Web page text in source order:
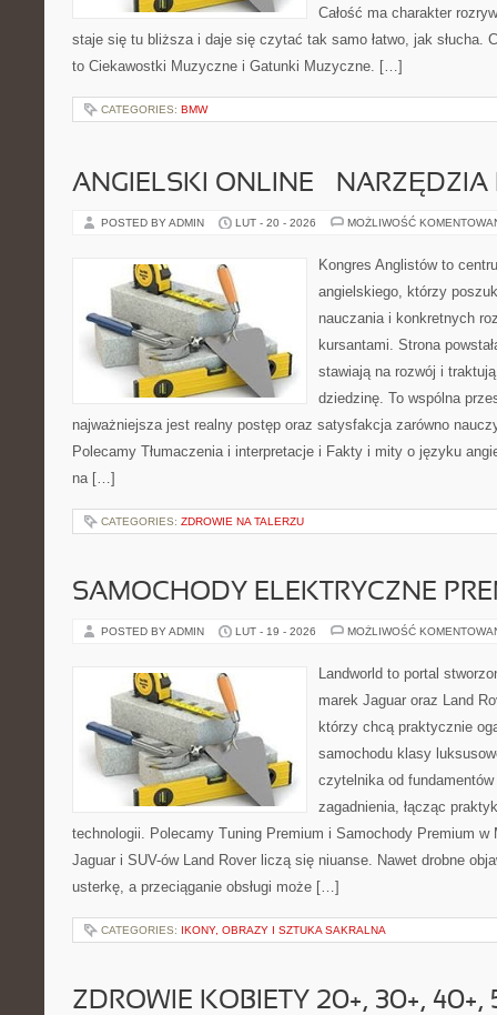
Całość ma charakter
staje się tu bliższa i daje się czytać tak samo łatwo, jak słucha.
to Ciekawostki Muzyczne i Gatunki Muzyczne. […]
CATEGORIES: BMW
ANGIELSKI ONLINE – NARZĘDZIA
POSTED BY ADMIN LUT - 20 - 2026 MOŻLIWOŚĆ
Kongres Anglistów to
angielskiego, którzy
nauczania i konkretnych
kursantami. Strona
stawiają na rozwój i
dziedzinę. To wspólna
najważniejsza jest realny postęp oraz satysfakcja zarówno
Polecamy Tłumaczenia i interpretacje i Fakty i mity o języku
na […]
CATEGORIES: ZDROWIE NA TALERZU
SAMOCHODY ELEKTRYCZNE
POSTED BY ADMIN LUT - 19 - 2026 MOŻLIWOŚĆ
Landworld to portal
marek Jaguar oraz Land
którzy chcą praktycznie
samochodu klasy
czytelnika od
zagadnienia, łącząc
technologii. Polecamy Tuning Premium i Samochody Premium w
Jaguar i SUV-ów Land Rover liczą się niuanse. Nawet drobne
usterkę, a przeciąganie obsługi może […]
CATEGORIES: IKONY, OBRAZY I SZTUKA SAKRALNA
ZDROWIE KOBIETY 20+, 30+, 40+,